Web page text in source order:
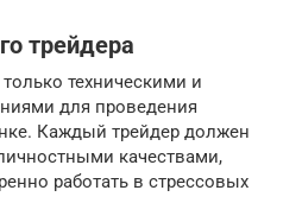
трейдера
техническими и
для проведения
Каждый трейдер должен
качествами,
работать в стрессовых